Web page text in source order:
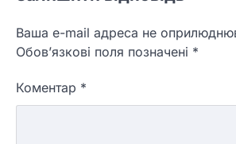
Ваша e-mail адреса не
Обов’язкові поля позначені *
Коментар *